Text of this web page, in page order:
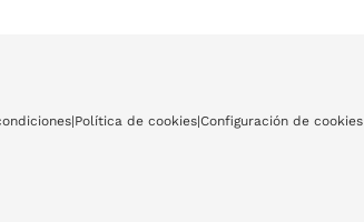
|Política de cookies|Configuración de cookies